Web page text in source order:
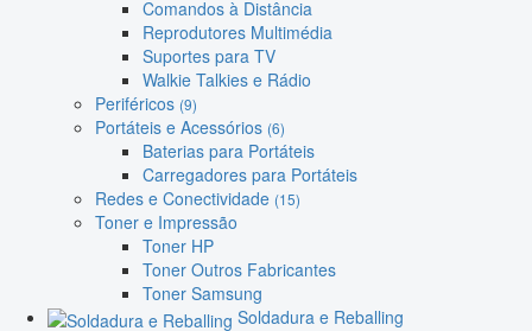
Comandos à Distância
Reprodutores Multimédia
Suportes para TV
Walkie Talkies e Rádio
Periféricos (9)
Portáteis e Acessórios (6)
Baterias para Portáteis
Carregadores para Portáteis
Redes e Conectividade (15)
Toner e Impressão
Toner HP
Toner Outros Fabricantes
Toner Samsung
Soldadura e Reballing